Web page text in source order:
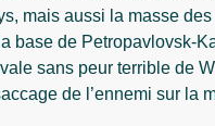
mais aussi la masse
base de Petropavlovsk-
sans peur terrible de
de l’ennemi sur la